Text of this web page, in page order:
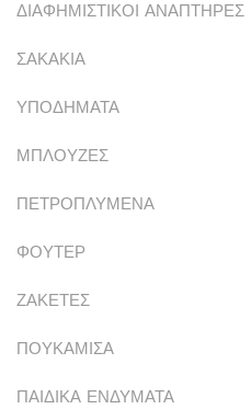
ΔΙΑΦΗΜΙΣΤΙΚΟΙ ΑΝΑΠΤΗΡΕΣ
ΣΑΚΑΚΙΑ
ΥΠΟΔΗΜΑΤΑ
ΜΠΛΟΥΖΕΣ
ΠΕΤΡΟΠΛΥΜΕΝΑ
ΦΟΥΤΕΡ
ΖΑΚΕΤΕΣ
ΠΟΥΚΑΜΙΣΑ
ΠΑΙΔΙΚΑ ΕΝΔΥΜΑΤΑ